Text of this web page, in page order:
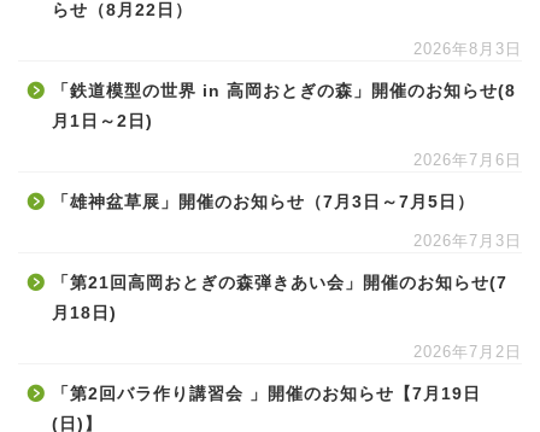
らせ（8月22日）
2026年8月3日
「鉄道模型の世界 in 高岡おとぎの森」開催のお知らせ(8
月1日～2日)
2026年7月6日
「雄神盆草展」開催のお知らせ（7月3日～7月5日）
2026年7月3日
「第21回高岡おとぎの森弾きあい会」開催のお知らせ(7
月18日)
2026年7月2日
「第2回バラ作り講習会 」開催のお知らせ【7月19日
(日)】